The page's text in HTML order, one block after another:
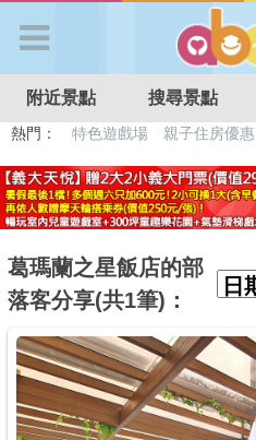
APP登入
首 頁
好康優惠
最新消息
附近景點 搜尋景點
熱門： 特色遊戲場 親子住房優惠
葛瑪蘭之星飯店的部
落客分享(共1筆)：